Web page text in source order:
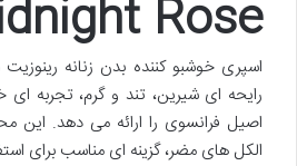
Rose
رایحه ای شیرین، تند و گرم، تجربه
اصیل فرانسوی را ارائه می دهد. این
الکل های مضر، گزینه ای مناسب برای